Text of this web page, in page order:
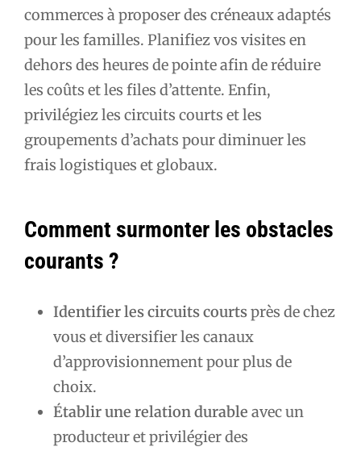
commerces à proposer des créneaux adaptés
pour les familles. Planifiez vos visites en
dehors des heures de pointe afin de réduire
les coûts et les files d’attente. Enfin,
privilégiez les circuits courts et les
groupements d’achats pour diminuer les
frais logistiques et globaux.
Comment surmonter les obstacles
courants ?
Identifier les circuits courtsprès de chez
vous et diversifier les canaux
d’approvisionnement pour plus de
choix.
Établir une relation durable avec un
producteur et privilégier des